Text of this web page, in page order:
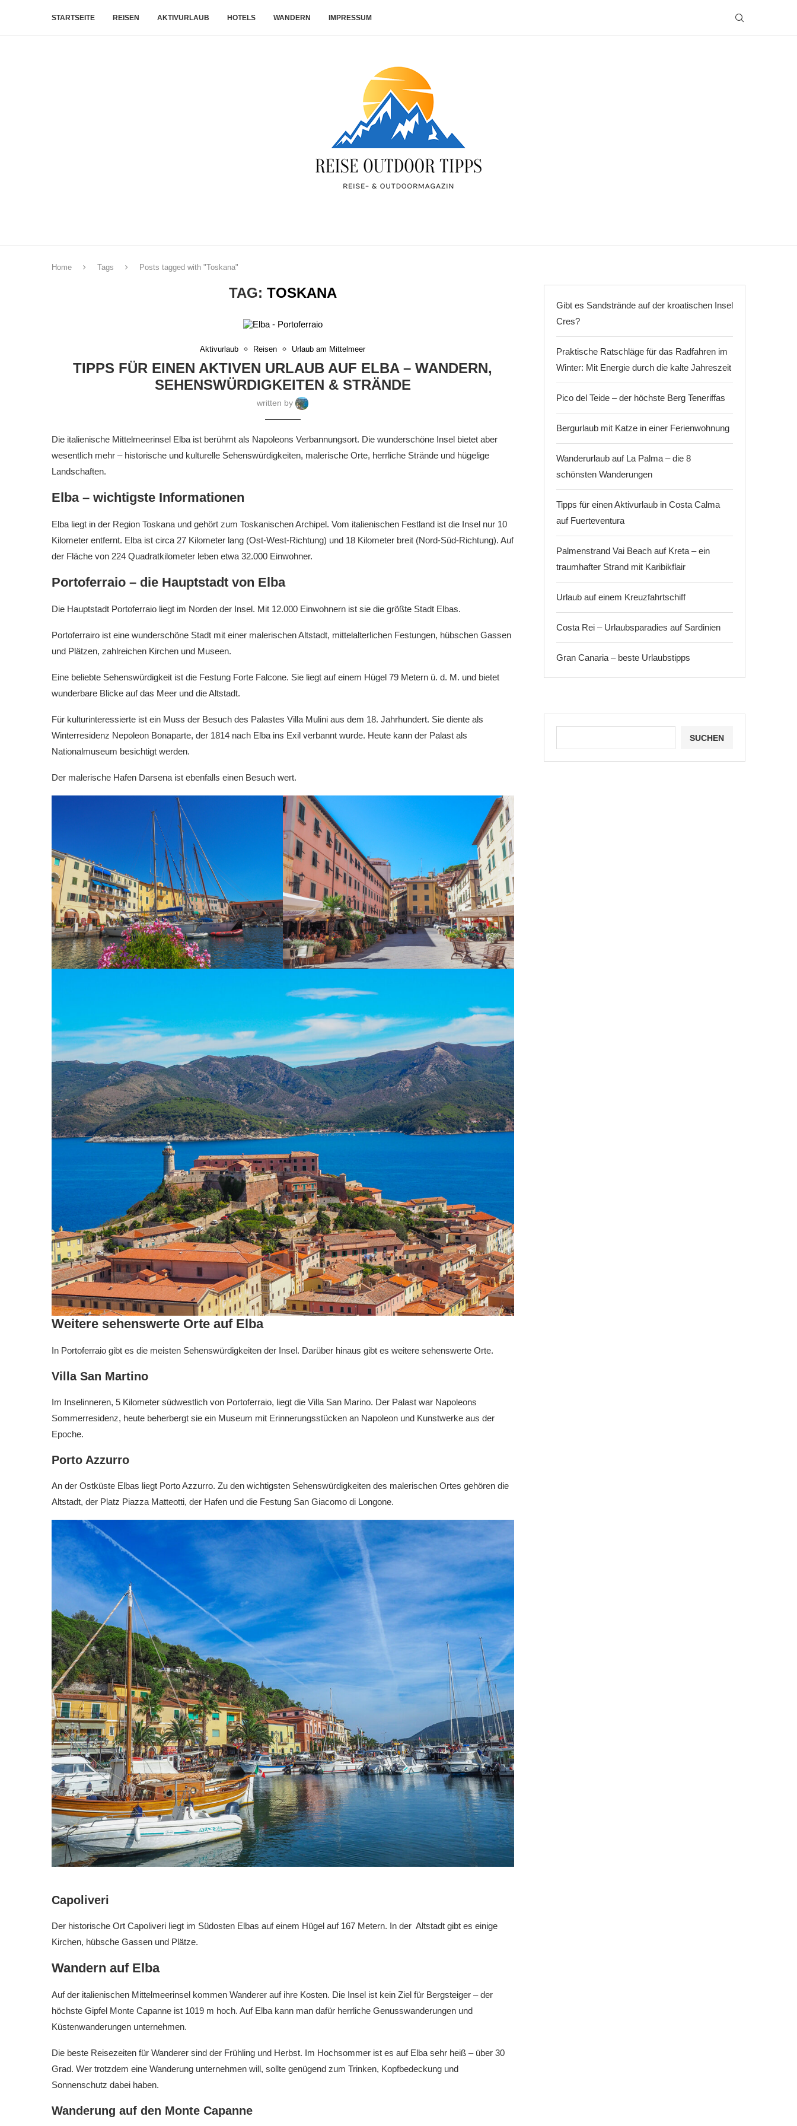
STARTSEITE REISEN AKTIVURLAUB HOTELS WANDERN IMPRESSUM
Home Tags Posts tagged with "Toskana"
TAG: TOSKANA
Aktivurlaub Reisen Urlaub am Mittelmeer
TIPPS FÜR EINEN AKTIVEN URLAUB AUF ELBA – WANDERN,
SEHENSWÜRDIGKEITEN & STRÄNDE
written by
Die italienische Mittelmeerinsel Elba ist berühmt als Napoleons Verbannungsort. Die wunderschöne Insel bietet aber
wesentlich mehr – historische und kulturelle Sehenswürdigkeiten, malerische Orte, herrliche Strände und hügelige
Landschaften.
Elba – wichtigste Informationen
Elba liegt in der Region Toskana und gehört zum Toskanischen Archipel. Vom italienischen Festland ist die Insel nur 10
Kilometer entfernt. Elba ist circa 27 Kilometer lang (Ost-West-Richtung) und 18 Kilometer breit (Nord-Süd-Richtung). Auf
der Fläche von 224 Quadratkilometer leben etwa 32.000 Einwohner.
Portoferraio – die Hauptstadt von Elba
Die Hauptstadt Portoferraio liegt im Norden der Insel. Mit 12.000 Einwohnern ist sie die größte Stadt Elbas.
Portoferrairo ist eine wunderschöne Stadt mit einer malerischen Altstadt, mittelalterlichen Festungen, hübschen Gassen
und Plätzen, zahlreichen Kirchen und Museen.
Eine beliebte Sehenswürdigkeit ist die Festung Forte Falcone. Sie liegt auf einem Hügel 79 Metern ü. d. M. und bietet
wunderbare Blicke auf das Meer und die Altstadt.
Für kulturinteressierte ist ein Muss der Besuch des Palastes Villa Mulini aus dem 18. Jahrhundert. Sie diente als
Winterresidenz Nepoleon Bonaparte, der 1814 nach Elba ins Exil verbannt wurde. Heute kann der Palast als
Nationalmuseum besichtigt werden.
Der malerische Hafen Darsena ist ebenfalls einen Besuch wert.
Weitere sehenswerte Orte auf Elba
In Portoferraio gibt es die meisten Sehenswürdigkeiten der Insel. Darüber hinaus gibt es weitere sehenswerte Orte.
Villa San Martino
Im Inselinneren, 5 Kilometer südwestlich von Portoferraio, liegt die Villa San Marino. Der Palast war Napoleons
Sommerresidenz, heute beherbergt sie ein Museum mit Erinnerungsstücken an Napoleon und Kunstwerke aus der
Epoche.
Porto Azzurro
An der Ostküste Elbas liegt Porto Azzurro. Zu den wichtigsten Sehenswürdigkeiten des malerischen Ortes gehören die
Altstadt, der Platz Piazza Matteotti, der Hafen und die Festung San Giacomo di Longone.
Capoliveri
Der historische Ort Capoliveri liegt im Südosten Elbas auf einem Hügel auf 167 Metern. In der Altstadt gibt es einige
Kirchen, hübsche Gassen und Plätze.
Wandern auf Elba
Auf der italienischen Mittelmeerinsel kommen Wanderer auf ihre Kosten. Die Insel ist kein Ziel für Bergsteiger – der
höchste Gipfel Monte Capanne ist 1019 m hoch. Auf Elba kann man dafür herrliche Genusswanderungen und
Küstenwanderungen unternehmen.
Die beste Reisezeiten für Wanderer sind der Frühling und Herbst. Im Hochsommer ist es auf Elba sehr heiß – über 30
Grad. Wer trotzdem eine Wanderung unternehmen will, sollte genügend zum Trinken, Kopfbedeckung und
Sonnenschutz dabei haben.
Wanderung auf den Monte Capanne
Gibt es Sandstrände auf der kroatischen Insel
Cres?
Praktische Ratschläge für das Radfahren im
Winter: Mit Energie durch die kalte Jahreszeit
Pico del Teide – der höchste Berg Teneriffas
Bergurlaub mit Katze in einer Ferienwohnung
Wanderurlaub auf La Palma – die 8
schönsten Wanderungen
Tipps für einen Aktivurlaub in Costa Calma
auf Fuerteventura
Palmenstrand Vai Beach auf Kreta – ein
traumhafter Strand mit Karibikflair
Urlaub auf einem Kreuzfahrtschiff
Costa Rei – Urlaubsparadies auf Sardinien
Gran Canaria – beste Urlaubstipps
SUCHEN